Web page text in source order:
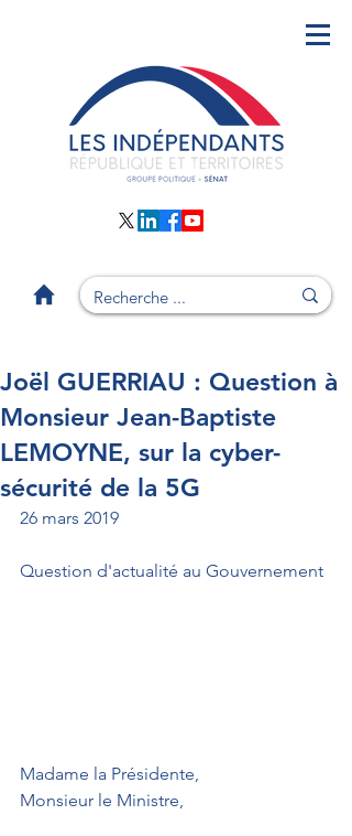
Joël GUERRIAU : Question à
Monsieur Jean-Baptiste
LEMOYNE, sur la cyber-
sécurité de la 5G
26 mars 2019
Question d'actualité au Gouvernement
Madame la Présidente,
Monsieur le Ministre,